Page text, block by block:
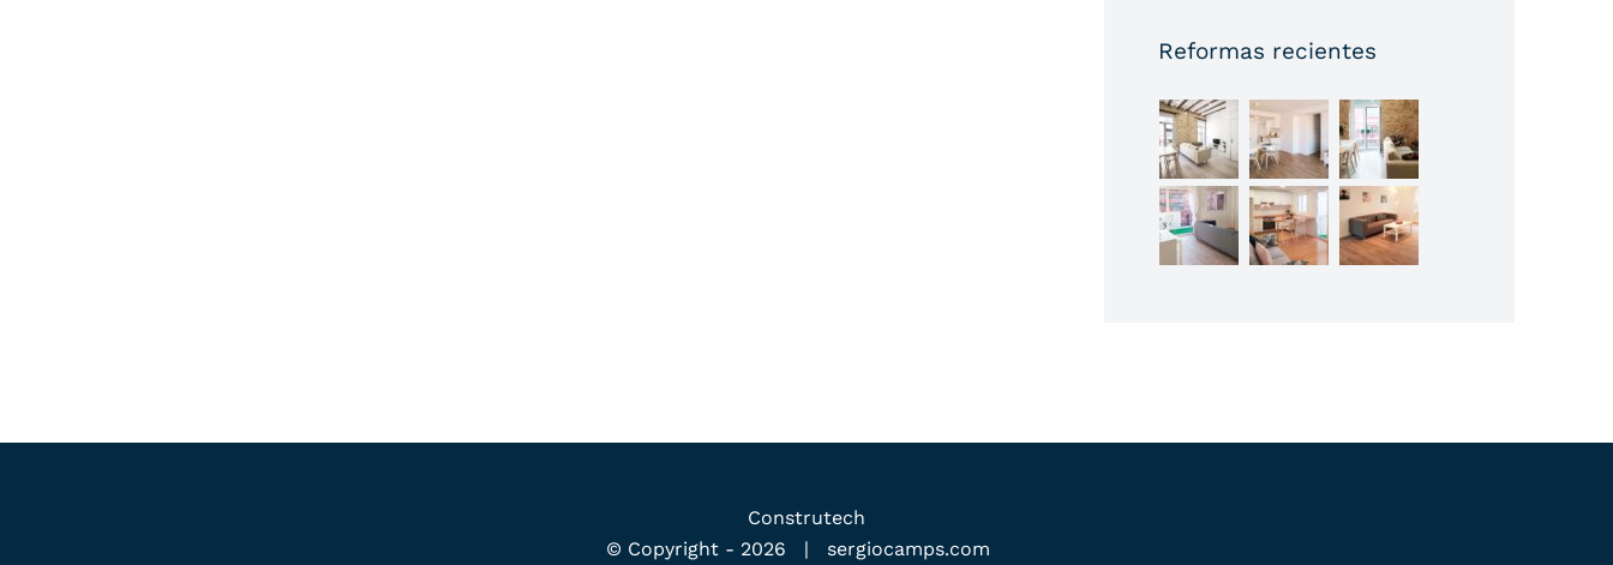
Reformas recientes
Construtech
© Copyright - 2026 | sergiocamps.com